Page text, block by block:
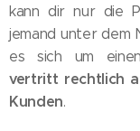
kann dir nur die
jemand unter dem
es sich um
vertritt rechtlich
Kunden.